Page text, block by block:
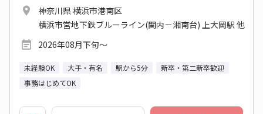
神奈川県 横浜市港南区
横浜市営地下鉄ブルーライン(関内－湘南台) 上大岡駅 他
2026年08月下旬～
未経験OK 大手・有名 駅から5分
新卒・第二新卒歓迎
事務はじめてOK